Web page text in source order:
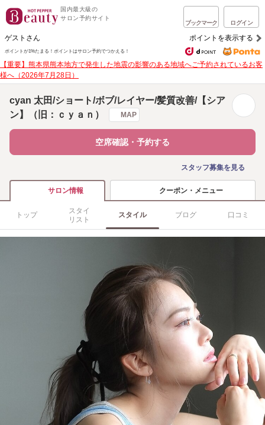
国内最大級の
サロン予約サイト
ブックマーク ログイン
ゲストさん ポイントを表示する
ポイントが1%たまる！ ポイントはサロン予約でつかえる！
【重要】熊本県熊本地方で発生した地震の影響のある地域へご予約されているお客
様へ（2026年7月28日）
cyan 太田/ショート/ボブ/レイヤー/髪質改善/【シア
ン】（旧：ｃｙａｎ）
MAP
空席確認・予約する
スタッフ募集を見る
サロン情報 クーポン・メニュー
トップ
スタイ
リスト
スタイル ブログ 口コミ